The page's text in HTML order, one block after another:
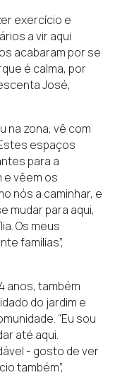
exercício e
a vir aqui
acabaram por se
é calma, por
José,
na zona, vê com
espaços
para a
e vêem os
nós a caminhar, e
mudar para aqui,
Os meus
famílias”,
anos, também
do jardim e
“Eu sou
até aqui.
- gosto de ver
também”,